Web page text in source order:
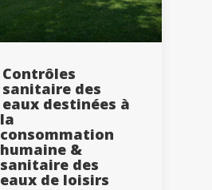
Contrôles
sanitaire des
eaux destinées à
la
consommation
humaine &
sanitaire des
eaux de loisirs